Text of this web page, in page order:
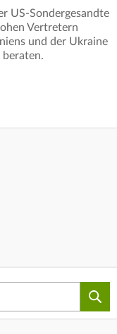
US-Sondergesandte
Vertretern
und der Ukraine
beraten.